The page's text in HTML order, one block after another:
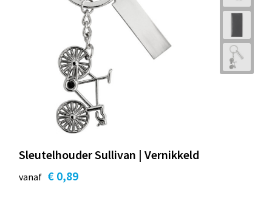
Sleutelhouder Sullivan | Vernikkeld
vanaf € 0,89